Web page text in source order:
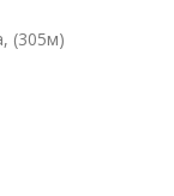
(305м)